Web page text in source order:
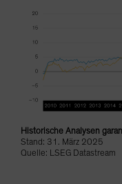
Historische Analysen
Stand: 31. März 2025
Quelle: LSEG Datastream